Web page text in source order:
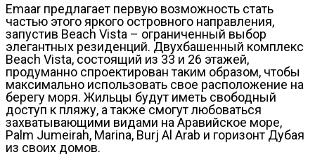
Emaar предлагает первую возможность стать
частью этого яркого островного направления,
запустив Beach Vista – ограниченный выбор
элегантных резиденций. Двухбашенный комплекс
Beach Vista, состоящий из 33 и 26 этажей,
продуманно спроектирован таким образом, чтобы
максимально использовать свое расположение на
берегу моря. Жильцы будут иметь свободный
доступ к пляжу, а также смогут любоваться
захватывающими видами на Аравийское море,
Palm Jumeirah, Marina, Burj Al Arab и горизонт Дубая
из своих домов.